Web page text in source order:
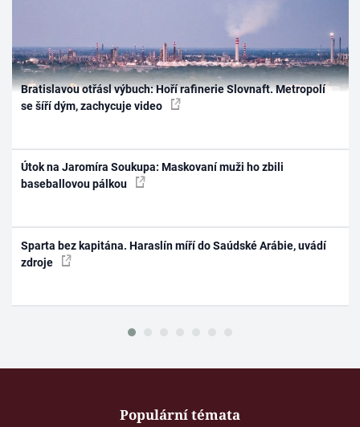
Bratislavou otřásl výbuch: Hoří rafinerie Slovnaft. Metropolí
se šíří dým, zachycuje video
Útok na Jaromíra Soukupa: Maskovaní muži ho zbili
baseballovou pálkou
Sparta bez kapitána. Haraslín míří do Saúdské Arábie, uvádí
zdroje
Populární témata